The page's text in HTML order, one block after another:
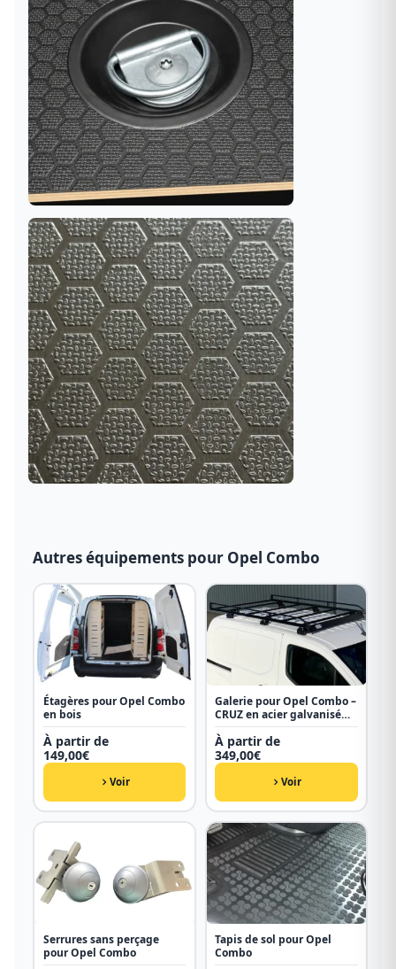
Autres équipements pour Opel Combo
Étagères pour Opel Combo
en bois
À partir de
149,00€
Voir
Galerie pour Opel Combo –
CRUZ en acier galvanisé
noir
À partir de
349,00€
Voir
Serrures sans perçage
pour Opel Combo
Tapis de sol pour Opel
Combo